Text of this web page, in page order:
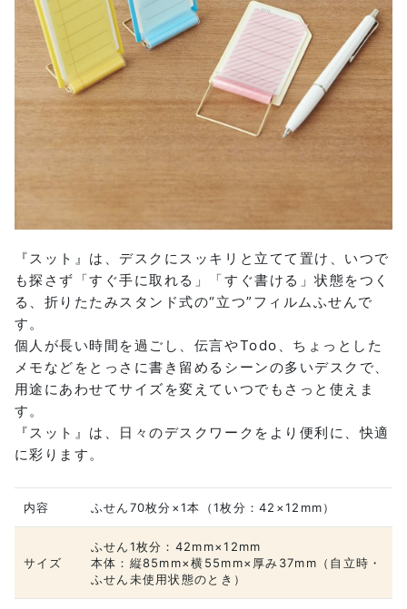
『スット』は、デスクにスッキリと立てて置け、いつで
も探さず「すぐ手に取れる」「すぐ書ける」状態をつく
る、折りたたみスタンド式の“立つ”フィルムふせんで
す。
個人が長い時間を過ごし、伝言やTodo、ちょっとした
メモなどをとっさに書き留めるシーンの多いデスクで、
用途にあわせてサイズを変えていつでもさっと使えま
す。
『スット』は、日々のデスクワークをより便利に、快適
に彩ります。
内容 ふせん70枚分×1本（1枚分：42×12mm）
サイズ
ふせん1枚分：42mm×12mm
本体：縦85mm×横55mm×厚み37mm（自立時・
ふせん未使用状態のとき）